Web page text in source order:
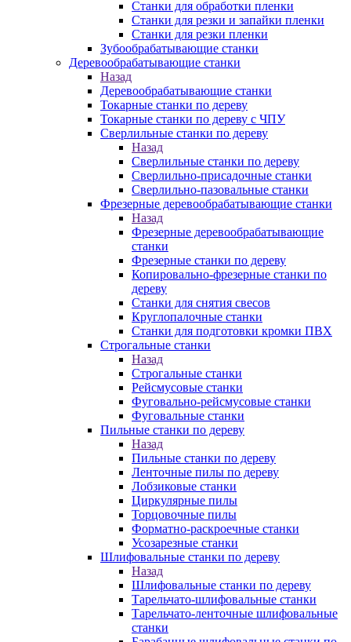
Станки для обработки пленки
Станки для резки и запайки пленки
Станки для резки пленки
Зубообрабатывающие станки
Деревообрабатывающие станки
Назад
Деревообрабатывающие станки
Токарные станки по дереву
Токарные станки по дереву с ЧПУ
Сверлильные станки по дереву
Назад
Сверлильные станки по дереву
Сверлильно-присадочные станки
Сверлильно-пазовальные станки
Фрезерные деревообрабатывающие станки
Назад
Фрезерные деревообрабатывающие
станки
Фрезерные станки по дереву
Копировально-фрезерные станки по
дереву
Станки для снятия свесов
Круглопалочные станки
Станки для подготовки кромки ПВХ
Строгальные станки
Назад
Строгальные станки
Рейсмусовые станки
Фуговально-рейсмусовые станки
Фуговальные станки
Пильные станки по дереву
Назад
Пильные станки по дереву
Ленточные пилы по дереву
Лобзиковые станки
Циркулярные пилы
Торцовочные пилы
Форматно-раскроечные станки
Усозарезные станки
Шлифовальные станки по дереву
Назад
Шлифовальные станки по дереву
Тарельчато-шлифовальные станки
Тарельчато-ленточные шлифовальные
станки